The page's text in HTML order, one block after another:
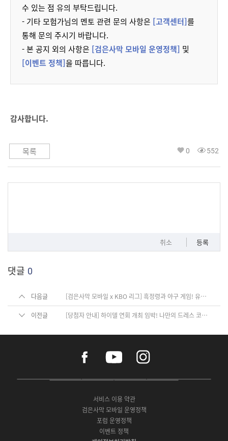
수 있는 점 유의 부탁드립니다.
- 기타 모험가님의 멘토 관련 문의 사항은 [고객센터]를
통해 문의 주시기 바랍니다.
- 본 공지 외의 사항은 [검은사막 모바일 운영정책] 및
[이벤트 정책]을 따릅니다.
감사합니다.
목록 0 552
취소 등록
댓글 0
다음글 [검은사막 모바일 x KBO 리그] 흑정령과 야구 게임! 유튜브 댓글 이벤트 당첨자 안내
이전글 [당첨자 안내] 하이델 연회 개최 임박! 나만의 드레스 코드 뽐내기
a
e
o
k
o
t
b
e
i
n
s
t
r
a
P
A
p
S
t
o
G
G
a
O
S
서비스 이용 약관
검은사막 모바일 운영정책
포럼 운영정책
이벤트 정책